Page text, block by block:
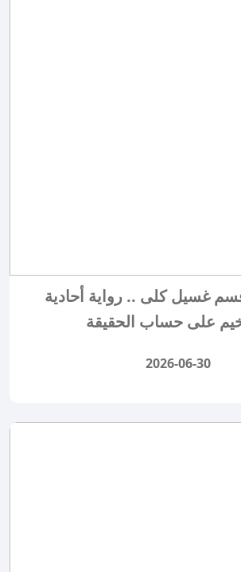
غسيل كلى .. رواية أحادية
على حساب الحقيقة
2026-06-30